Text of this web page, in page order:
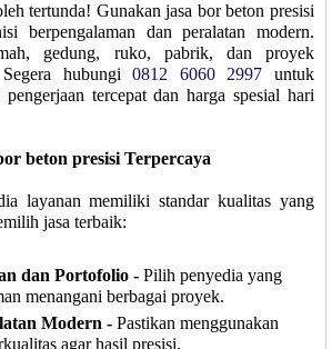
tertunda! Gunakan jasa bor beton presisi
berpengalaman dan peralatan modern.
gedung, ruko, pabrik, dan proyek
hubungi0812 6060 2997 untuk
tercepat dan harga spesial hari
beton presisi Terpercaya
layanan memiliki standar kualitas yang
jasa terbaik:
dan Portofolio - Pilih penyedia yang
menangani berbagai proyek.
Modern - Pastikan menggunakan
agar hasil presisi.